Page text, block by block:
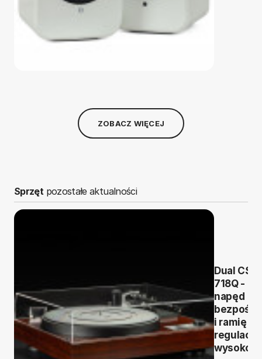
ZOBACZ WIĘCEJ
Sprzęt pozostałe aktualności
Dual CS
718Q -
napęd
i ramię z
regulacją